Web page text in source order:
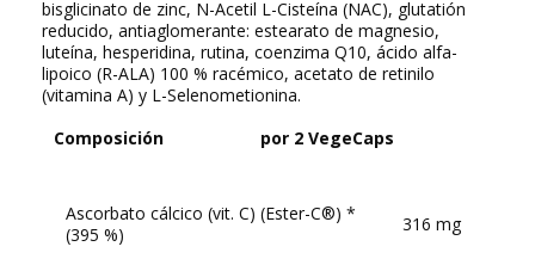
bisglicinato de zinc, N-Acetil L-Cisteína (NAC), glutatión
reducido, antiaglomerante: estearato de magnesio,
luteína, hesperidina, rutina, coenzima Q10, ácido alfa-
lipoico (R-ALA) 100 % racémico, acetato de retinilo
(vitamina A) y L-Selenometionina.
Composición
por 2 VegeCaps
Ascorbato cálcico (vit. C) (Ester-C®) *
(395 %)
316 mg